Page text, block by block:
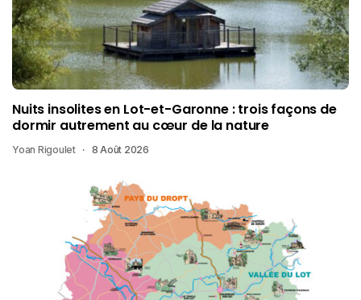
Nuits insolites en Lot-et-Garonne : trois façons de
dormir autrement au cœur de la nature
Yoan Rigoulet 8 Août 2026